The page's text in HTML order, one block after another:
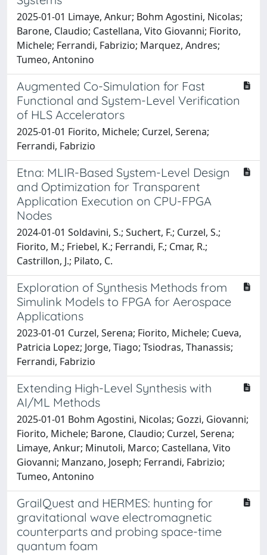
2025-01-01 Limaye, Ankur; Bohm Agostini, Nicolas;
Barone, Claudio; Castellana, Vito Giovanni; Fiorito,
Michele; Ferrandi, Fabrizio; Marquez, Andres;
Tumeo, Antonino
Augmented Co-Simulation for Fast
Functional and System-Level Verification
of HLS Accelerators
2025-01-01 Fiorito, Michele; Curzel, Serena;
Ferrandi, Fabrizio
Etna: MLIR-Based System-Level Design
and Optimization for Transparent
Application Execution on CPU-FPGA
Nodes
2024-01-01 Soldavini, S.; Suchert, F.; Curzel, S.;
Fiorito, M.; Friebel, K.; Ferrandi, F.; Cmar, R.;
Castrillon, J.; Pilato, C.
Exploration of Synthesis Methods from
Simulink Models to FPGA for Aerospace
Applications
2023-01-01 Curzel, Serena; Fiorito, Michele; Cueva,
Patricia Lopez; Jorge, Tiago; Tsiodras, Thanassis;
Ferrandi, Fabrizio
Extending High-Level Synthesis with
AI/ML Methods
2025-01-01 Bohm Agostini, Nicolas; Gozzi, Giovanni;
Fiorito, Michele; Barone, Claudio; Curzel, Serena;
Limaye, Ankur; Minutoli, Marco; Castellana, Vito
Giovanni; Manzano, Joseph; Ferrandi, Fabrizio;
Tumeo, Antonino
GrailQuest and HERMES: hunting for
gravitational wave electromagnetic
counterparts and probing space-time
quantum foam